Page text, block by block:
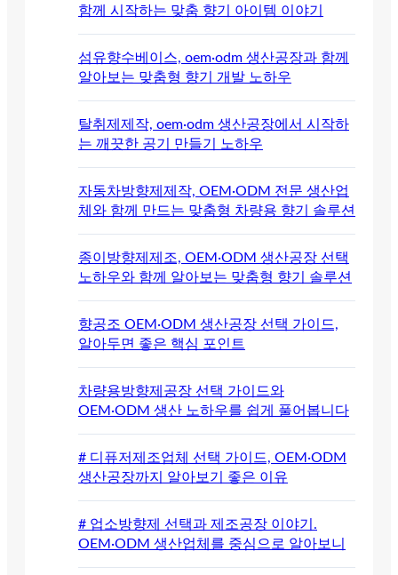
함께 시작하는 맞춤 향기 아이템 이야기
섬유향수베이스, oem·odm 생산공장과 함께
알아보는 맞춤형 향기 개발 노하우
탈취제제작, oem·odm 생산공장에서 시작하
는 깨끗한 공기 만들기 노하우
자동차방향제제작, OEM·ODM 전문 생산업
체와 함께 만드는 맞춤형 차량용 향기 솔루션
종이방향제제조, OEM·ODM 생산공장 선택
노하우와 함께 알아보는 맞춤형 향기 솔루션
향공조 OEM·ODM 생산공장 선택 가이드,
알아두면 좋은 핵심 포인트
차량용방향제공장 선택 가이드와
OEM·ODM 생산 노하우를 쉽게 풀어봅니다
# 디퓨저제조업체 선택 가이드, OEM·ODM
생산공장까지 알아보기 좋은 이유
# 업소방향제 선택과 제조공장 이야기.
OEM·ODM 생산업체를 중심으로 알아보니